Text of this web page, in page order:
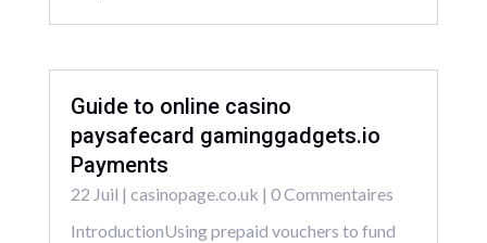
Guide to online casino
paysafecard gaminggadgets.io
Payments
22 Juil | casinopage.co.uk | 0 Commentaires
IntroductionUsing prepaid vouchers to fund